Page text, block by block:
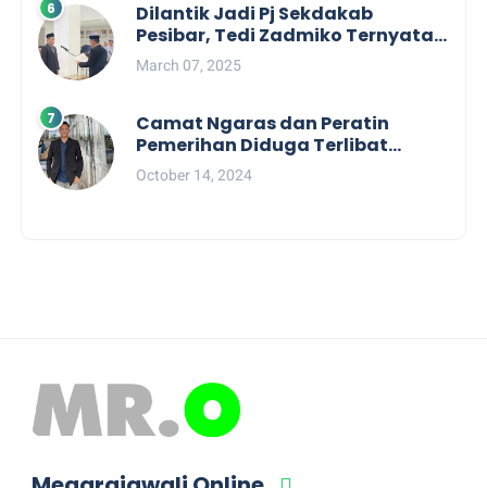
Dilantik Jadi Pj Sekdakab
Pesibar, Tedi Zadmiko Ternyata
Punya Rekam Jejak Gemilang
March 07, 2025
Camat Ngaras dan Peratin
Pemerihan Diduga Terlibat
Politik Praktis, Mahasiswa
Pesibar Desak Bawaslu
October 14, 2024